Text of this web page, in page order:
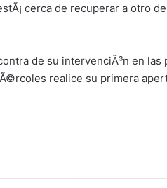
cerca de recuperar a otro
de su intervenciÃ³n en las
realice su primera